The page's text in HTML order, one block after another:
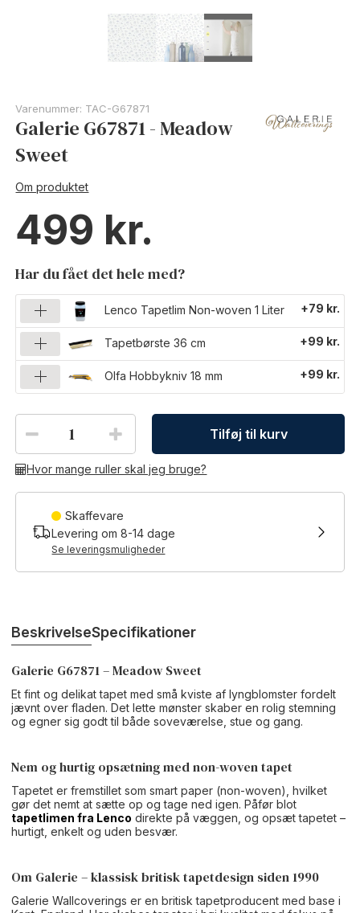
Varenummer: TAC-G67871
Galerie G67871 - Meadow
Sweet
Om produktet
499
Har du fået det hele med?
Lenco Tapetlim Non-woven 1 Liter +79 kr.
Tapetbørste 36 cm +99 kr.
Olfa Hobbykniv 18 mm +99 kr.
Tilføj til kurv
Hvor mange ruller skal jeg bruge?
Skaffevare
Levering om8-14dage
Se leveringsmuligheder
BeskrivelseSpecifikationer
Galerie G67871 – Meadow Sweet
Et fint og delikat tapet med små kviste af lyngblomster fordelt
jævnt over fladen. Det lette mønster skaber en rolig stemning
og egner sig godt til både soveværelse, stue og gang.
Nem og hurtig opsætning med non-woven tapet
Tapetet er fremstillet som smart paper (non-woven), hvilket
gør det nemt at sætte op og tage ned igen. Påfør blot
tapetlimen fra Lenco direkte på væggen, og opsæt tapetet –
hurtigt, enkelt og uden besvær.
Om Galerie – klassisk britisk tapetdesign siden 1990
Galerie Wallcoverings er en britisk tapetproducent med base i